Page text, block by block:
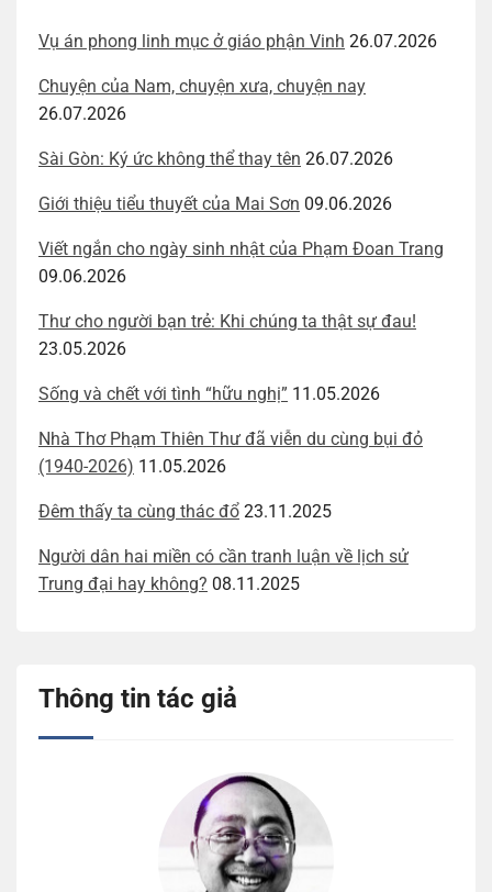
Vụ án phong linh mục ở giáo phận Vinh 26.07.2026
Chuyện của Nam, chuyện xưa, chuyện nay
26.07.2026
Sài Gòn: Ký ức không thể thay tên 26.07.2026
Giới thiệu tiểu thuyết của Mai Sơn 09.06.2026
Viết ngắn cho ngày sinh nhật của Phạm Đoan Trang
09.06.2026
Thư cho người bạn trẻ: Khi chúng ta thật sự đau!
23.05.2026
Sống và chết với tình “hữu nghị” 11.05.2026
Nhà Thơ Phạm Thiên Thư đã viễn du cùng bụi đỏ
(1940-2026) 11.05.2026
Đêm thấy ta cùng thác đổ 23.11.2025
Người dân hai miền có cần tranh luận về lịch sử
Trung đại hay không? 08.11.2025
Thông tin tác giả